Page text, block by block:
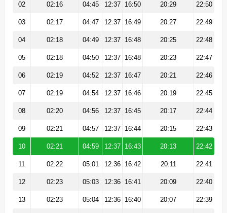
02 02:16 04:45 12:37 16:50 20:29 22:50
03 02:17 04:47 12:37 16:49 20:27 22:49
04 02:18 04:49 12:37 16:48 20:25 22:48
05 02:18 04:50 12:37 16:48 20:23 22:47
06 02:19 04:52 12:37 16:47 20:21 22:46
07 02:19 04:54 12:37 16:46 20:19 22:45
08 02:20 04:56 12:37 16:45 20:17 22:44
09 02:21 04:57 12:37 16:44 20:15 22:43
10 02:21 04:59 12:37 16:43 20:13 22:42
11 02:22 05:01 12:36 16:42 20:11 22:41
12 02:23 05:03 12:36 16:41 20:09 22:40
13 02:23 05:04 12:36 16:40 20:07 22:39